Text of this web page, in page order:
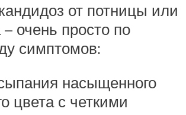
от потницы или
очень просто по
симптомов:
насыщенного
цвета с четкими